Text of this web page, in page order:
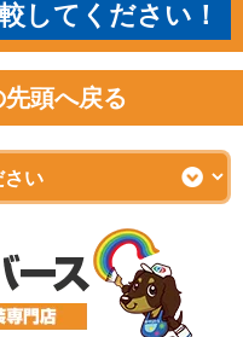
してください！
頭へ戻る